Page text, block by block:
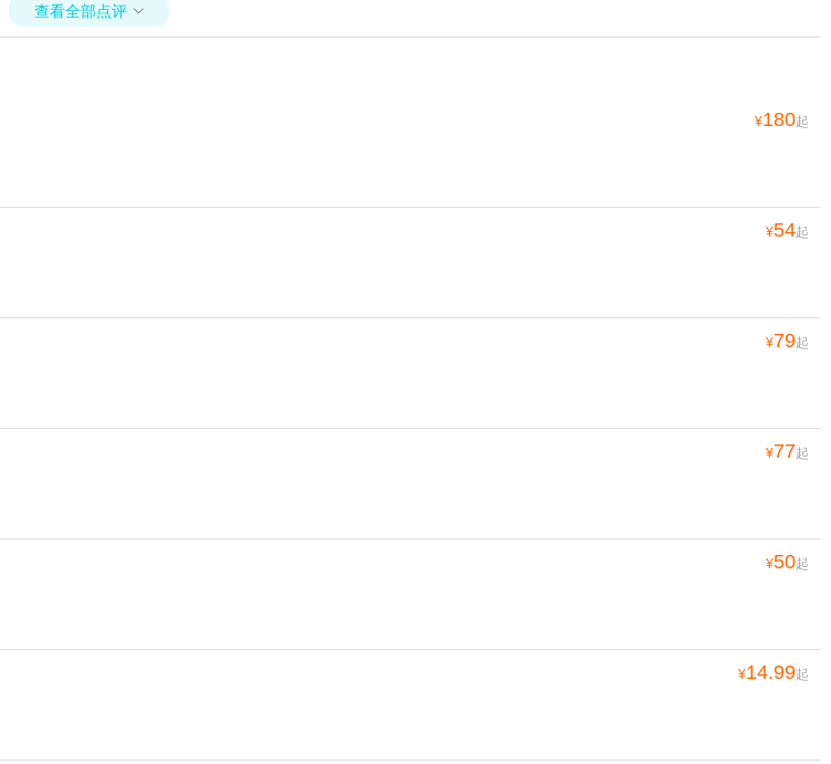
查看全部点评 
¥180起
¥54起
¥79起
¥77起
¥50起
¥14.99起